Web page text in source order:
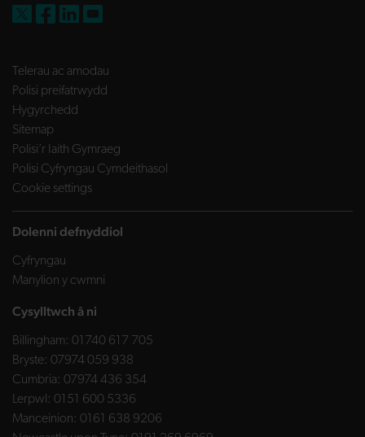
Telerau ac amodau
Polisi preifatrwydd
Hygyrchedd
Sitemap
Polisi’r Iaith Gymraeg
Polisi Cyfryngau Cymdeithasol
Cookie settings
Dolenni defnyddiol
Cyfryngau
Manylion y cwmni
Cysylltwch â ni
Billingham: 01740 617 705
Bryste: 07974 059 938
Cumbria: 07974 436 354
Lerpwl: 0151 600 5336
Manceinion: 0161 638 9206